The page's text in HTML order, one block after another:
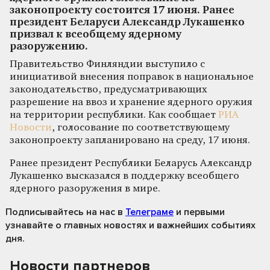
законопроекту состоится 17 июня. Ранее
президент Беларуси Александр Лукашенко
призвал к всеобщему ядерному
разоружению.
Правительство Финляндии выступило с
инициативой внесения поправок в национальное
законодательство, предусматривающих
разрешение на ввоз и хранение ядерного оружия
на территории республики. Как сообщает РИА
Новости, голосование по соответствующему
законопроекту запланировано на среду, 17 июня.
Ранее президент Республики Беларусь Александр
Лукашенко высказался в поддержку всеобщего
ядерного разоружения в мире.
Подписывайтесь на нас в Телеграме и первыми
узнавайте о главных новостях и важнейших событиях
дня.
Новости партнеров